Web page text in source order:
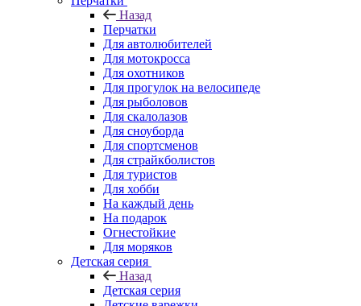
Назад
Перчатки
Для автолюбителей
Для мотокросса
Для охотников
Для прогулок на велосипеде
Для рыболовов
Для скалолазов
Для сноуборда
Для спортсменов
Для страйкболистов
Для туристов
Для хобби
На каждый день
На подарок
Огнестойкие
Для моряков
Детская серия
Назад
Детская серия